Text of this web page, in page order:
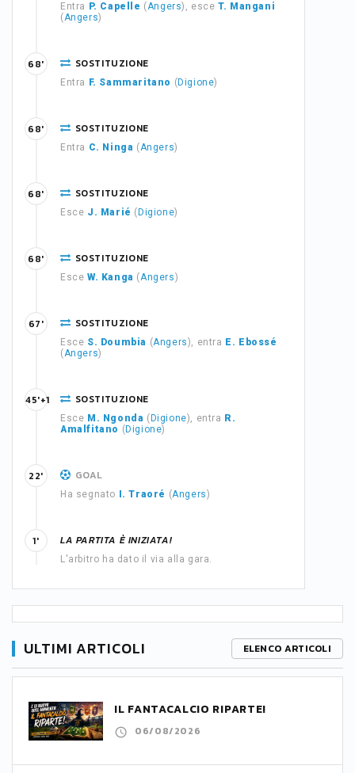
Entra P. Capelle (Angers), esceT. Mangani
(Angers)
SOSTITUZIONE
Entra F. Sammaritano ( Digione)
68'
SOSTITUZIONE
Entra C. Ninga (Angers)
68'
SOSTITUZIONE
Esce J. Marié ( Digione)
68'
SOSTITUZIONE
Esce W. Kanga (Angers)
68'
SOSTITUZIONE
Esce S. Doumbia (Angers), entra E. Ebossé
(Angers)
67'
SOSTITUZIONE
Esce M. Ngonda ( Digione), entra R.
Amalfitano ( Digione)
45'+1
GOAL
Ha segnato I. Traoré (Angers)
22'
LA PARTITA È INIZIATA!
L'arbitro ha dato il via alla gara.
1'
ULTIMI ARTICOLI ELENCO ARTICOLI
IL FANTACALCIO RIPARTE!
06/08/2026